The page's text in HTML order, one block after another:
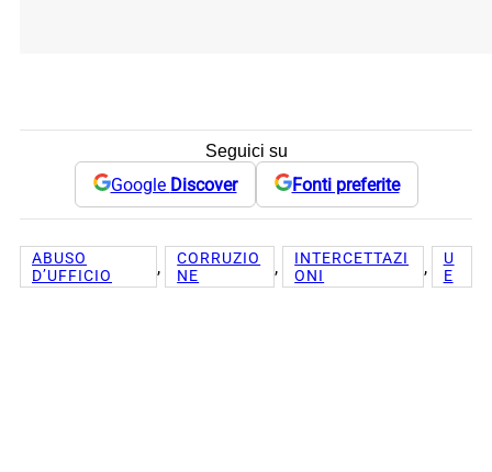
Seguici su
Google Discover Fonti preferite
ABUSO
D’UFFICIO
,
CORRUZIO
NE
,
INTERCETTAZI
ONI
,
U
E